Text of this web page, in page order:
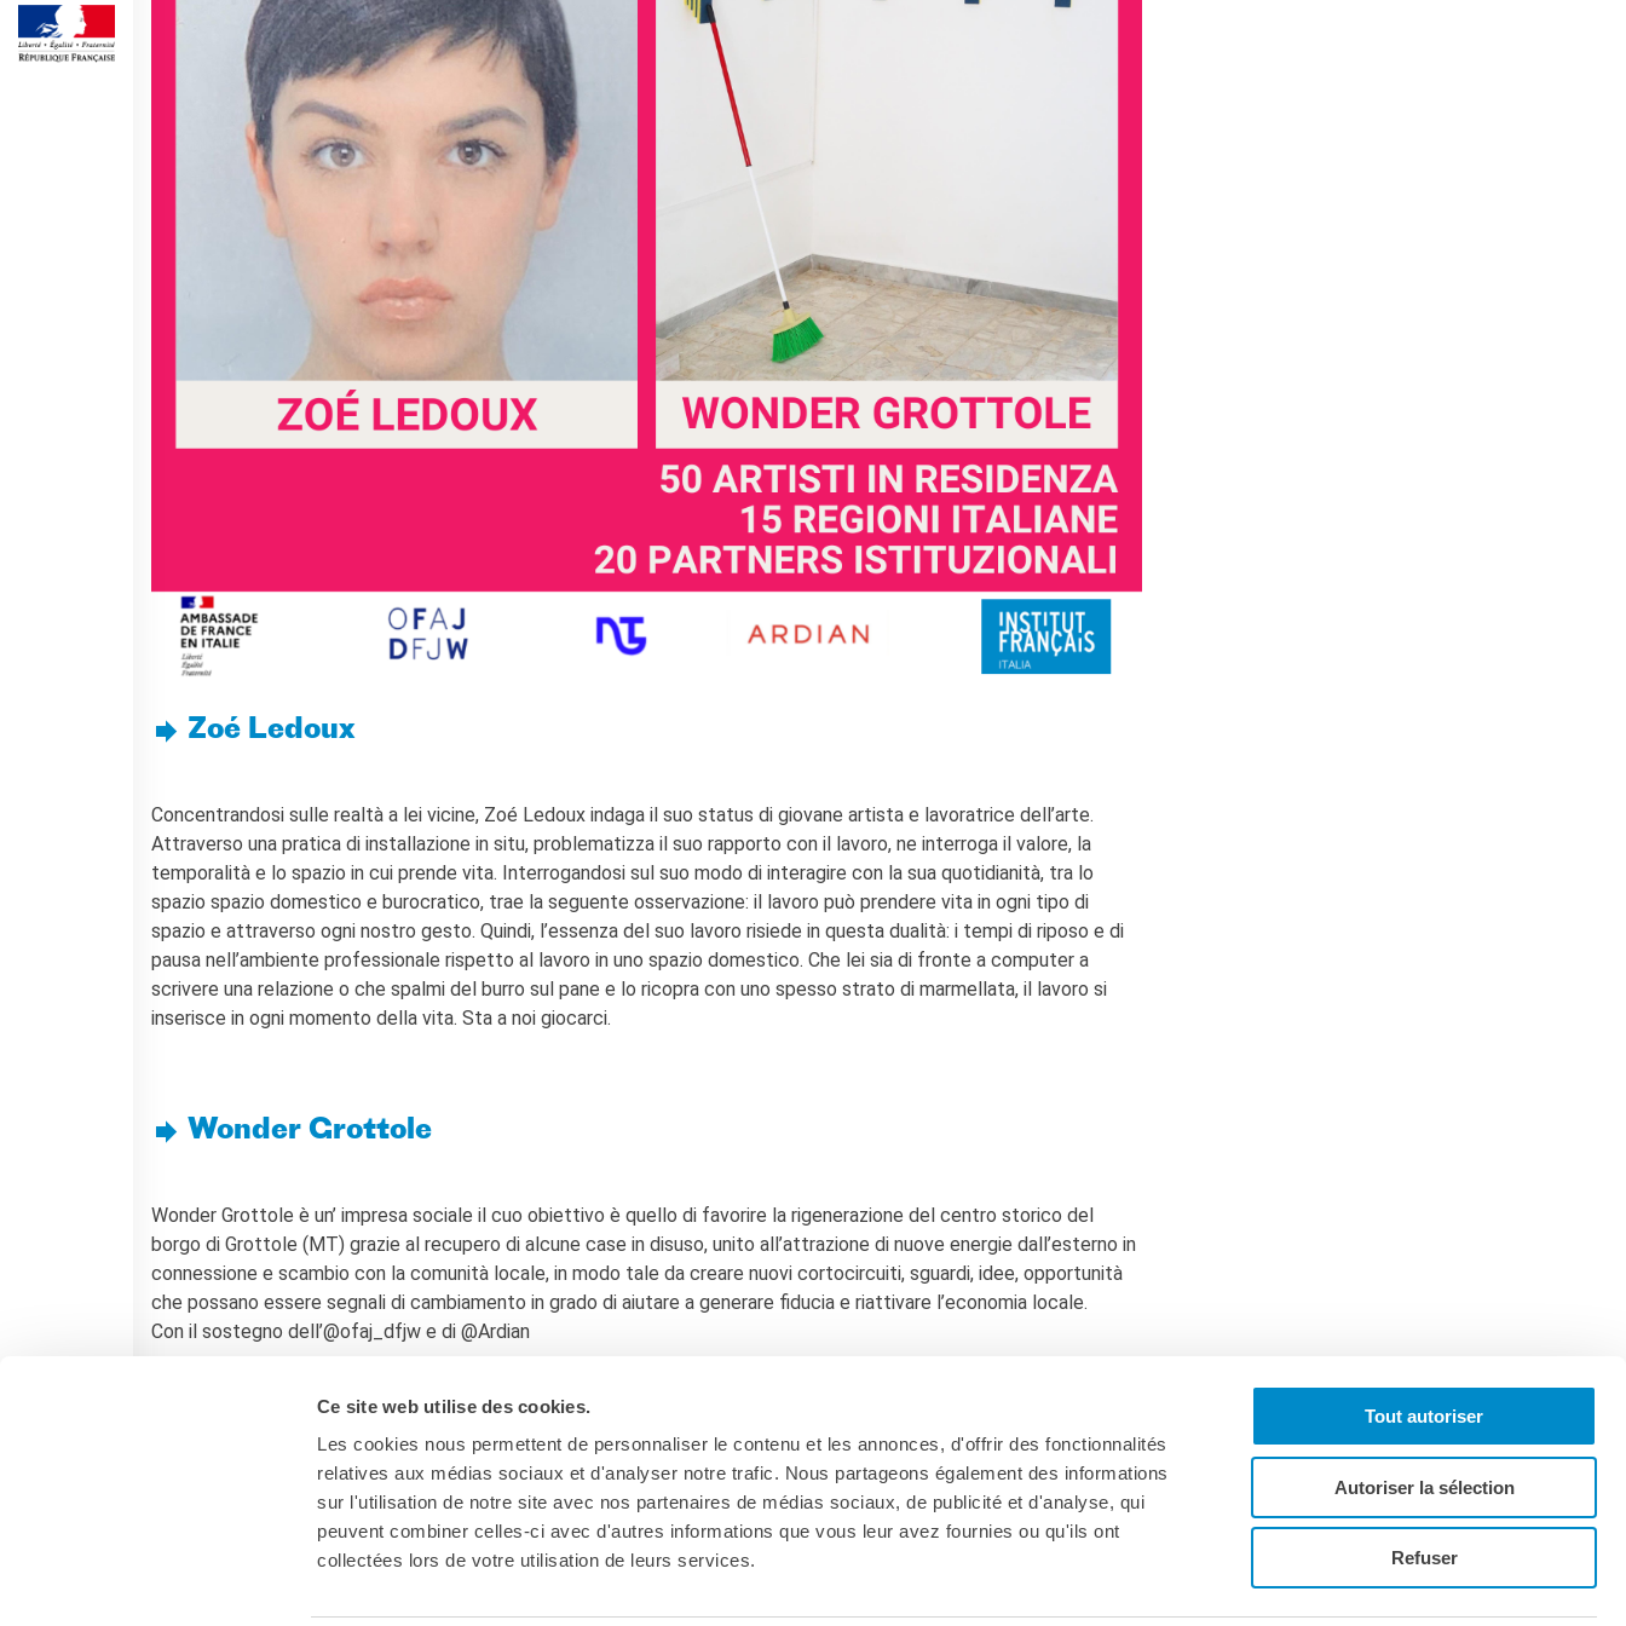
Ce site web utilise des cookies.
Les cookies nous permettent de personnaliser le contenu et les annonces, d'offrir des fonctionnalités
relatives aux médias sociaux et d'analyser notre trafic. Nous partageons également des informations
sur l'utilisation de notre site avec nos partenaires de médias sociaux, de publicité et d'analyse, qui
peuvent combiner celles-ci avec d'autres informations que vous leur avez fournies ou qu'ils ont
collectées lors de votre utilisation de leurs services.
Tout autoriser
Autoriser la sélection
Refuser
SPETTACOLO DAL VIVO E
ARTI VISIVE
La festa della musica
Nouveau Grand Tour
Operazioni artistiche
CINEMA E AUDIOVISIVO
"DÉBAT D'IDÉES"
Borse di studio e di
ricerca
YEP - Young Entrepreneurs
Programme
CHI SIAMO
Contatti
d'appalto e contratti
SOSTENERE L'INSTITUT
FRANCAIS ITALIA
Le operazioni
Come sostenere
I Vantaggi
ARCHIVIO
Farnèse à la page
Festa della musica
Incontro italo-francesi sul
mondo di domani
La Notte delle Idee
PERCHÉ IMPARARE IL
Zoé Ledoux
Concentrandosi sulle realtà a lei vicine, Zoé Ledoux indaga il suo status di giovane artista e lavoratrice dell’arte.
Attraverso una pratica di installazione in situ, problematizza il suo rapporto con il lavoro, ne interroga il valore, la
temporalità e lo spazio in cui prende vita. Interrogandosi sul suo modo di interagire con la sua quotidianità, tra lo
spazio spazio domestico e burocratico, trae la seguente osservazione: il lavoro può prendere vita in ogni tipo di
spazio e attraverso ogni nostro gesto. Quindi, l’essenza del suo lavoro risiede in questa dualità: i tempi di riposo e di
pausa nell’ambiente professionale rispetto al lavoro in uno spazio domestico. Che lei sia di fronte a computer a
scrivere una relazione o che spalmi del burro sul pane e lo ricopra con uno spesso strato di marmellata, il lavoro si
inserisce in ogni momento della vita. Sta a noi giocarci.
Wonder Grottole
Wonder Grottole è un’ impresa sociale il cuo obiettivo è quello di favorire la rigenerazione del centro storico del
borgo di Grottole (MT) grazie al recupero di alcune case in disuso, unito all’attrazione di nuove energie dall’esterno in
connessione e scambio con la comunità locale, in modo tale da creare nuovi cortocircuiti, sguardi, idee, opportunità
che possano essere segnali di cambiamento in grado di aiutare a generare fiducia e riattivare l’economia locale.
Con il sostegno dell’@ofaj_dfjw e di @Ardian
Iscriviti alla newsletter